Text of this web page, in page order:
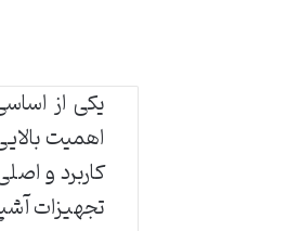
یکی از
اهمیت
کاربرد و
تجهیزات